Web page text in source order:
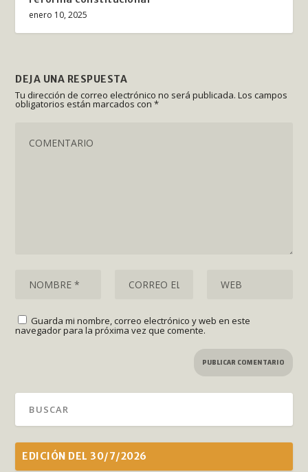
enero 10, 2025
DEJA UNA RESPUESTA
Tu dirección de correo electrónico no será publicada. Los campos
obligatorios están marcados con*
Guarda mi nombre, correo electrónico y web en este
navegador para la próxima vez que comente.
EDICIÓN DEL 30/7/2026